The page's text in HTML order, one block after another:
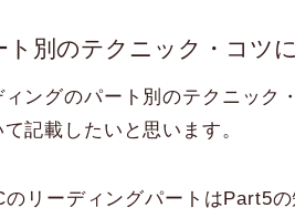
ト別のテクニック・コツ
ィングのパート別のテクニッ
記載したいと思います。
のリーディングパートはPart5